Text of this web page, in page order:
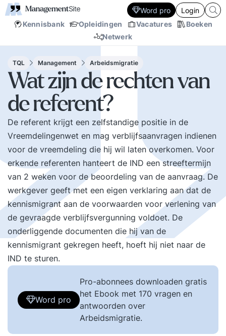
Kennisbank Opleidingen Vacatures
Boeken
Netwerk
Word pro Login
TQL Management Arbeidsmigratie
Wat zijn de rechten van
de referent?
De referent krijgt een zelfstandige positie in de
Vreemdelingenwet en mag verblijfsaanvragen indienen
voor de vreemdeling die hij wil laten overkomen. Voor
erkende referenten hanteert de IND een streeftermijn
van 2 weken voor de beoordeling van de aanvraag. De
werkgever geeft met een eigen verklaring aan dat de
kennismigrant aan de voorwaarden voor verlening van
de gevraagde verblijfsvergunning voldoet. De
onderliggende documenten die hij van de
kennismigrant gekregen heeft, hoeft hij niet naar de
IND te sturen.
Word pro
Pro-abonnees downloaden gratis
het Ebook met 170 vragen en
antwoorden over
Arbeidsmigratie.